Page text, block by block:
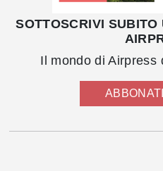
SOTTOSCRIVI
Il mondo di Airpress